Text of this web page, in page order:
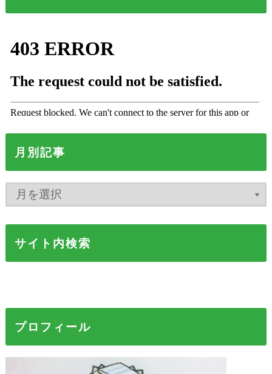
月別記事
サイト内検索
プロフィール